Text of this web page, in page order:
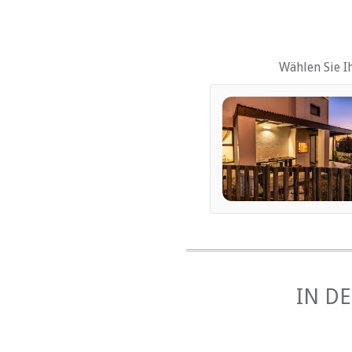
ESSEN UND
Braai / Grill (BBQ)
INTERNET
Kostenloses Wi-Fi
Wählen Sie
IN